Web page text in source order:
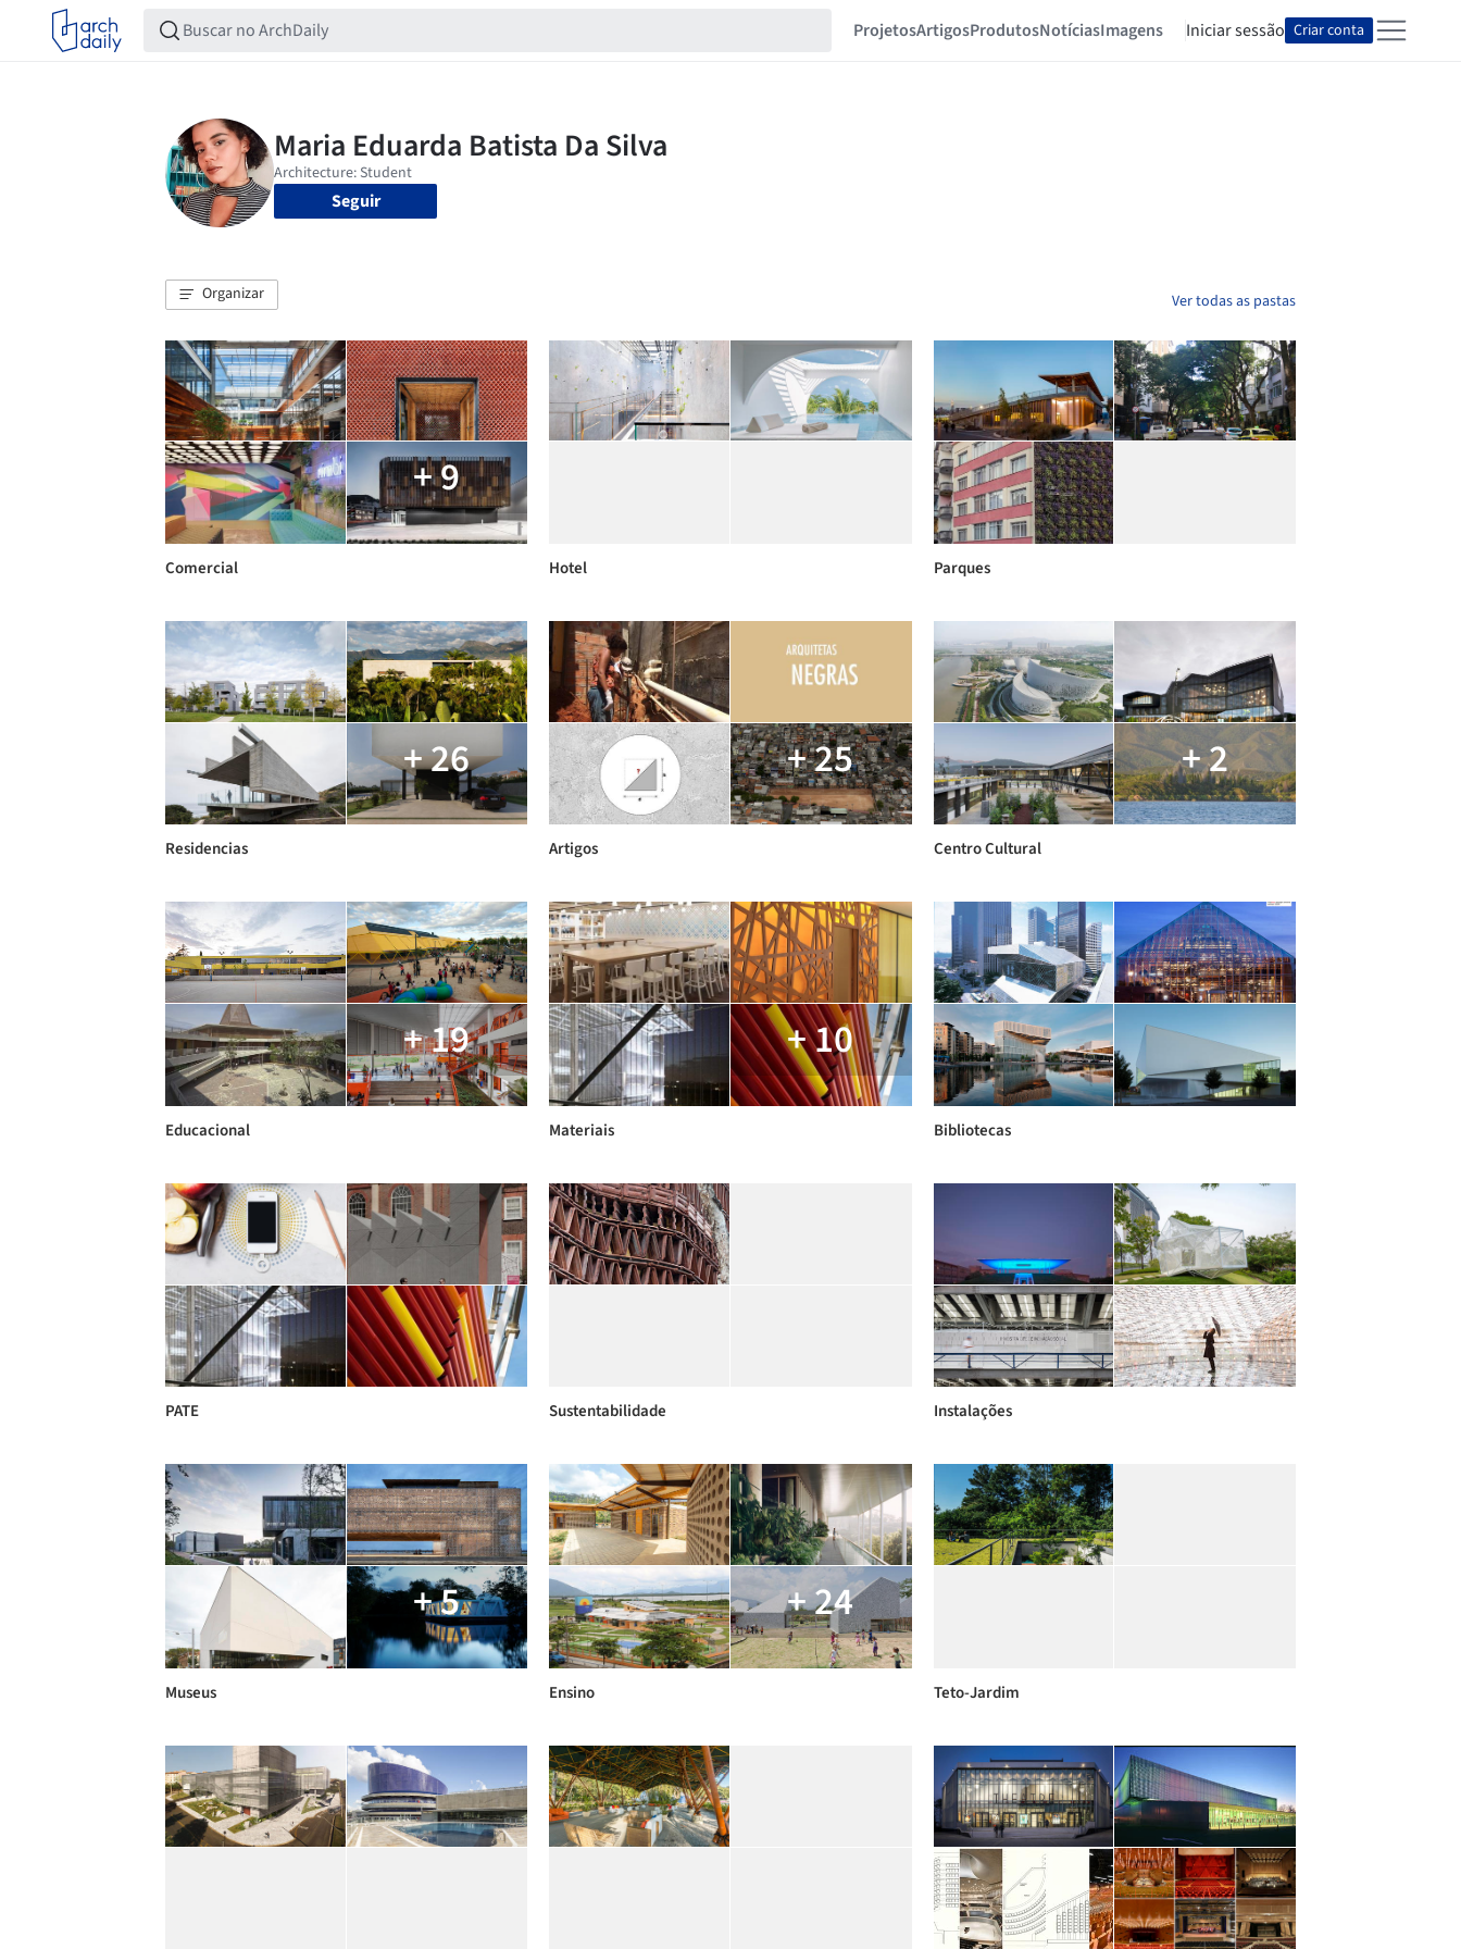
ProjetosArtigosProdutosNotíciasImagens Iniciar sessão Criar conta
Seguir
Organizar Ver todas as pastas
+ 9
Comercial Hotel Parques
+ 26
Residencias
+ 25
Artigos
+ 2
Centro Cultural
+ 19
Educacional
+ 10
Materiais Bibliotecas
PATE Sustentabilidade Instalações
+ 5
Museus
+ 24
Ensino Teto-Jardim